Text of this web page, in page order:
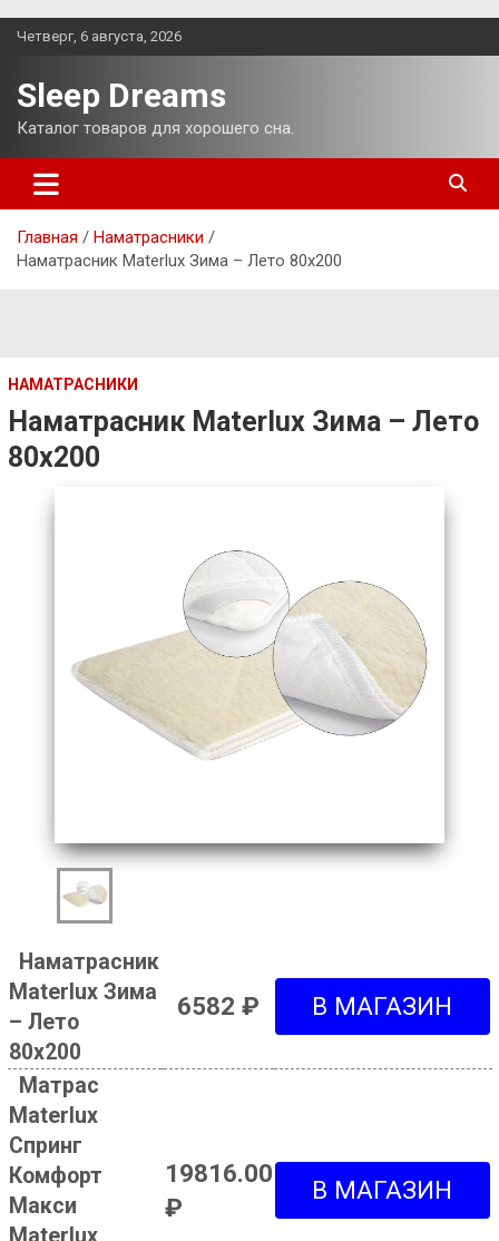
Перейти
Четверг, 6 августа, 2026
Sleep Dreams
Каталог товаров для хорошего сна.
Главная
Наматрасники
Наматрасник Materlux Зима – Лето 80х200
НАМАТРАСНИКИ
Наматрасник Materlux Зима – Лето
80х200
Наматрасник
Materlux Зима
– Лето
80х200
6582 ₽
Матрас
Materlux
Спринг
Комфорт
Макси
19816.00
₽